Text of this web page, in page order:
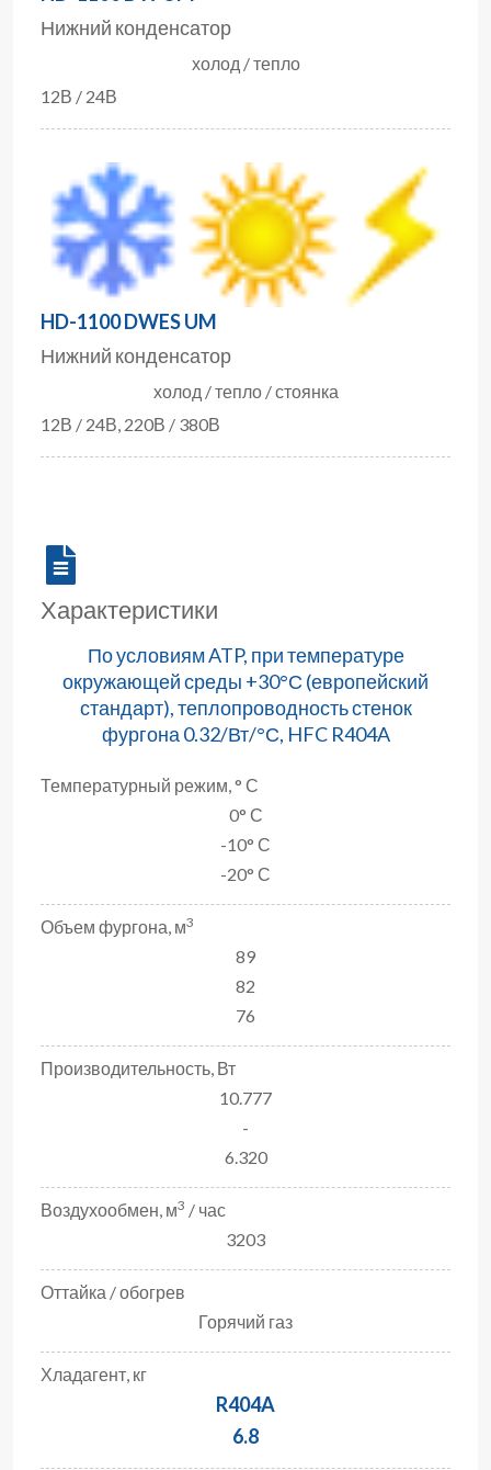
Нижний конденсатор
холод / тепло
12В / 24В
HD-1100 DWES UM
Нижний конденсатор
холод / тепло / стоянка
12В / 24В, 220В / 380В
Характеристики
По условиям ATP, при температуре
окружающей среды +30°С (европейский
стандарт), теплопроводность стенок
фургона 0.32/Вт/°С, HFC R404A
Температурный режим, ° С
0° С
-10° С
-20° С
Объем фургона, м3
89
82
76
Производительность, Вт
10.777
-
6.320
Воздухообмен, м3 / час
3203
Оттайка / обогрев
Горячий газ
Хладагент, кг
R404A
6.8